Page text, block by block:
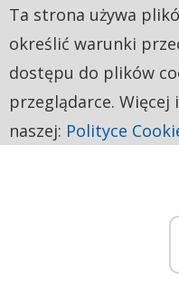
Ta strona używa
określić warunki
dostępu do plików
przeglądarce.
naszej: Polityce